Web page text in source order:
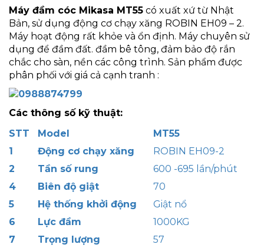
Máy đầm cóc Mikasa MT55 có xuất xứ từ Nhật
Bản, sử dụng động cơ chạy xăng ROBIN EH09 – 2.
Máy hoạt động rất khỏe và ổn định. Máy chuyên sử
dụng để đầm đất. đầm bê tông, đảm bảo độ rắn
chắc cho sàn, nền các công trình. Sản phẩm được
phân phối với giá cả cạnh tranh :
Các thông số kỹ thuật:
STT
Model
MT55
1
Động cơ chạy xăng
ROBIN EH09-2
2
Tần số rung
600 -695 lần/phút
4
Biên độ giật
70
5
Hệ thống khởi động
Giật nổ
6
Lực đầm
1000KG
7
Trọng lượng
57